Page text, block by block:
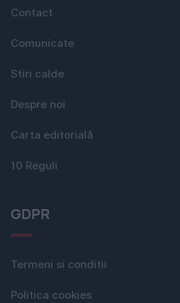
Contact
Comunicate
Stiri calde
Despre noi
Carta editorială
10 Reguli
GDPR
Termeni si conditii
Politica cookies